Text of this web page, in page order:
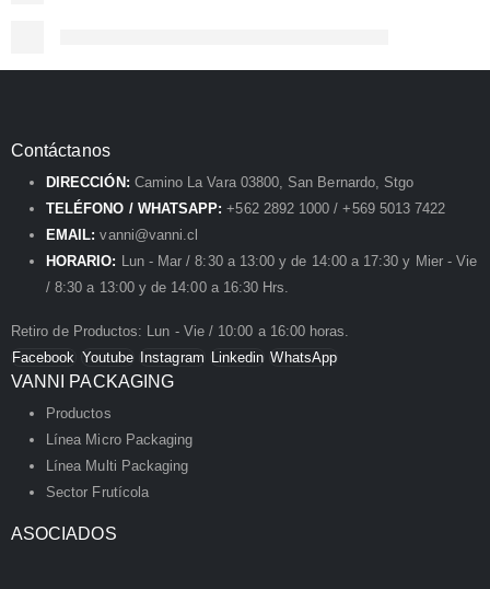
Contáctanos
DIRECCIÓN: Camino La Vara 03800, San Bernardo, Stgo
TELÉFONO / WHATSAPP: +562 2892 1000 / +569 5013 7422
EMAIL: vanni@vanni.cl
HORARIO: Lun - Mar / 8:30 a 13:00 y de 14:00 a 17:30 y Mier - Vie
/ 8:30 a 13:00 y de 14:00 a 16:30 Hrs.
Retiro de Productos: Lun - Vie / 10:00 a 16:00 horas.
Facebook Youtube Instagram Linkedin WhatsApp
VANNI PACKAGING
Productos
Línea Micro Packaging
Línea Multi Packaging
Sector Frutícola
ASOCIADOS